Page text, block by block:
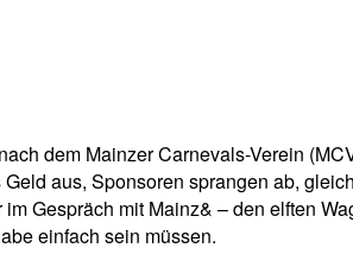
dem Mainzer Carnevals-Verein
aus, Sponsoren sprangen ab,
Gespräch mit Mainz& – den elften
einfach sein müssen.